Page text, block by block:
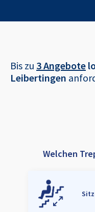
Bis zu 3 Angebote
Leibertingen
Welchen